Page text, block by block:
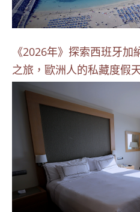
《2026年》探索西班牙
之旅，歐洲人的私藏度假